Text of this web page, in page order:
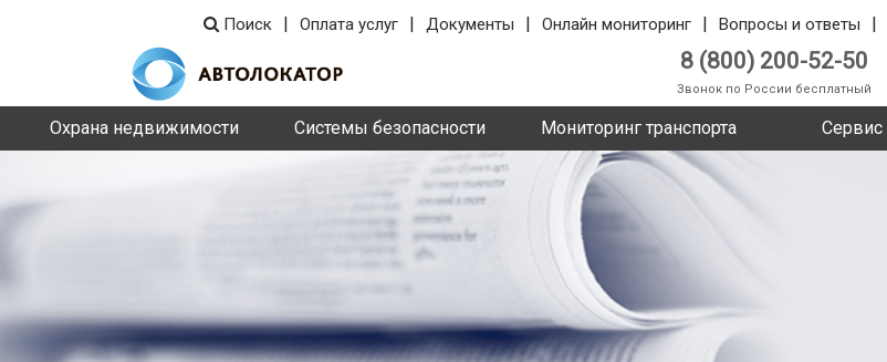
Поиск | Оплата услуг | Документы | Онлайн мониторинг | Вопросы и ответы |
8 (800) 200-52-50
Звонок по России бесплатный
Охрана недвижимости Системы безопасности Мониторинг транспорта Сервис